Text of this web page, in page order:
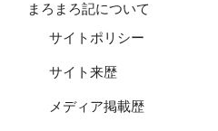
まろまろ記について
サイトポリシー
サイト来歴
メディア掲載歴